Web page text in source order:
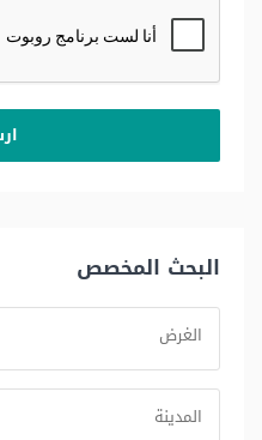
البحث المخصص
الغرض
المدينة